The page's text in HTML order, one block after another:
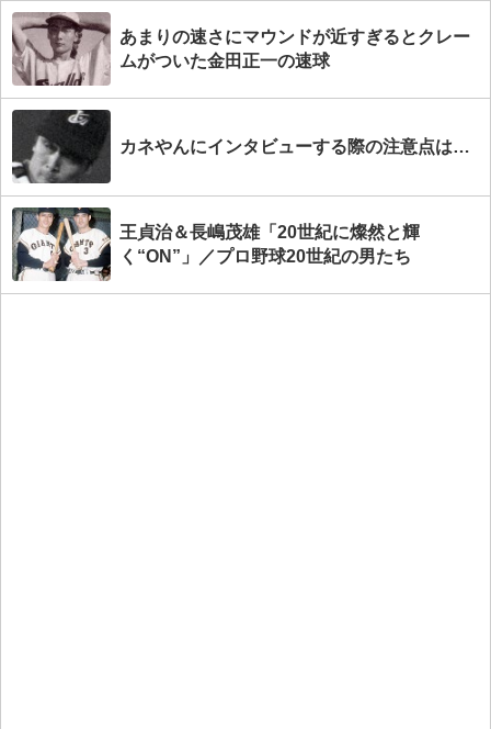
あまりの速さにマウンドが近すぎるとクレー
ムがついた金田正一の速球
カネやんにインタビューする際の注意点は…
王貞治＆長嶋茂雄「20世紀に燦然と輝
く“ON”」／プロ野球20世紀の男たち